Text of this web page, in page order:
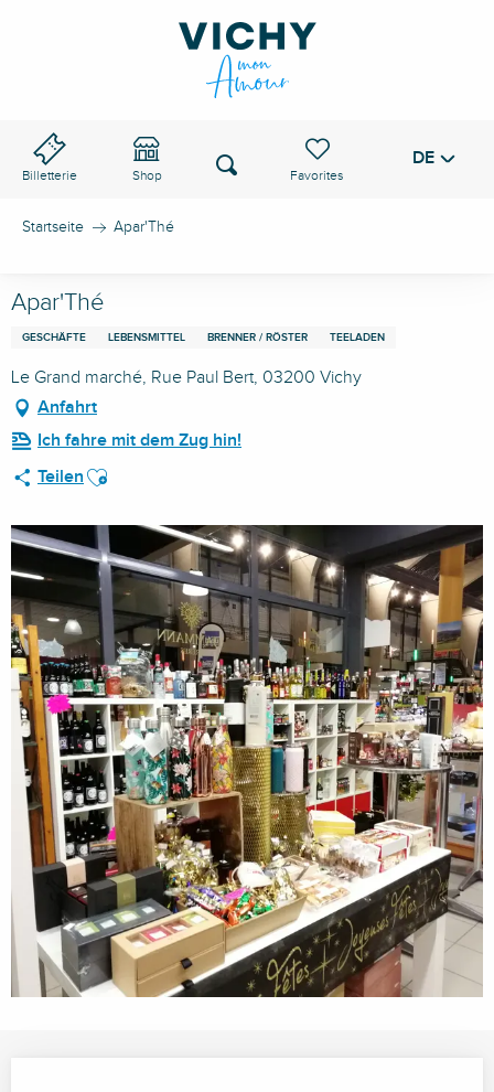
Billetterie Shop
Voir les favoris
Suche DE
Startseite Apar'Thé
Apar'Thé
GESCHÄFTE LEBENSMITTEL BRENNER / RÖSTER TEELADEN
Le Grand marché, Rue Paul Bert, 03200 Vichy
Anfahrt
Ich fahre mit dem Zug hin!
Teilen Ajouter aux favoris